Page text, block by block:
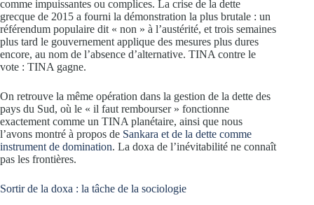
comme impuissantes ou complices. La crise de la dette
grecque de 2015 a fourni la démonstration la plus brutale : un
référendum populaire dit « non » à l’austérité, et trois semaines
plus tard le gouvernement applique des mesures plus dures
encore, au nom de l’absence d’alternative. TINA contre le
vote : TINA gagne.
On retrouve la même opération dans la gestion de la dette des
pays du Sud, où le « il faut rembourser » fonctionne
exactement comme un TINA planétaire, ainsi que nous
l’avons montré à propos de Sankara et de la dette comme
instrument de domination. La doxa de l’inévitabilité ne connaît
pas les frontières.
Sortir de la doxa : la tâche de la sociologie